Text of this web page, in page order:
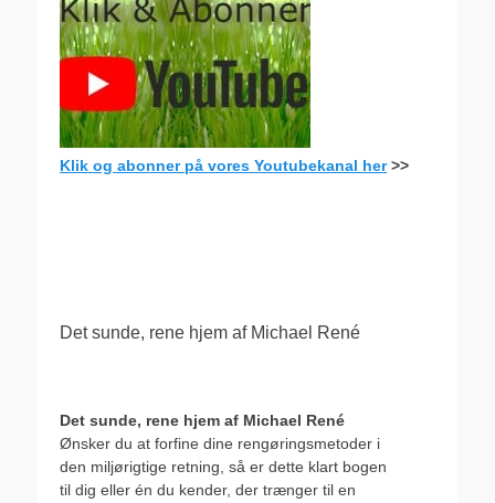
Klik og abonner på vores Youtubekanal her>>
Det sunde, rene hjem af Michael René
Det sunde, rene hjem af Michael René
Ønsker du at forfine dine rengøringsmetoder i
den miljørigtige retning, så er dette klart bogen
til dig eller én du kender, der trænger til en